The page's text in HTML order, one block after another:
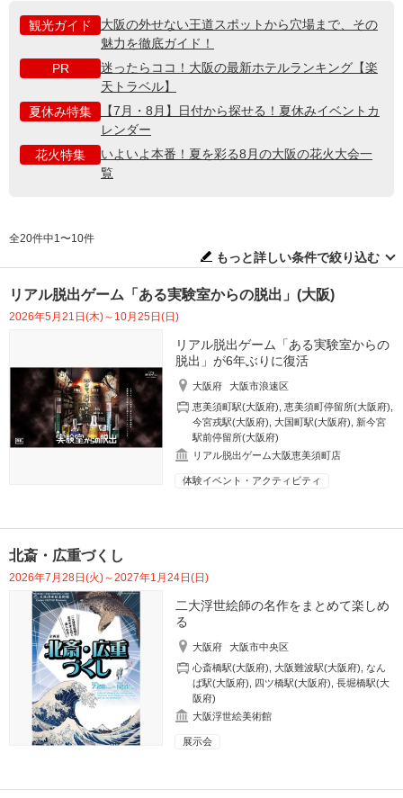
観光ガイド
大阪の外せない王道スポットから穴場まで、その
魅力を徹底ガイド！
PR
迷ったらココ！大阪の最新ホテルランキング【楽
天トラベル】
夏休み特集
【7月・8月】日付から探せる！夏休みイベントカ
レンダー
花火特集
いよいよ本番！夏を彩る8月の大阪の花火大会一
覧
全20件中1〜10件
もっと詳しい条件で絞り込む
リアル脱出ゲーム「ある実験室からの脱出」(大阪)
2026年5月21日(木)～10月25日(日)
リアル脱出ゲーム「ある実験室からの
脱出」が6年ぶりに復活
大阪府
大阪市浪速区
恵美須町駅(大阪府) ,恵美須町停留所(大阪府)
今宮戎駅(大阪府) ,大国町駅(大阪府)
新今宮
駅前停留所(大阪府)
リアル脱出ゲーム大阪恵美須町店
体験イベント・アクティビティ
北斎・広重づくし
2026年7月28日(火)～2027年1月24日(日)
二大浮世絵師の名作をまとめて楽しめ
る
大阪府
大阪市中央区
心斎橋駅(大阪府) ,大阪難波駅(大阪府) ,なん
ば駅(大阪府)
四ツ橋駅(大阪府) ,長堀橋駅(大
阪府)
大阪浮世絵美術館
展示会